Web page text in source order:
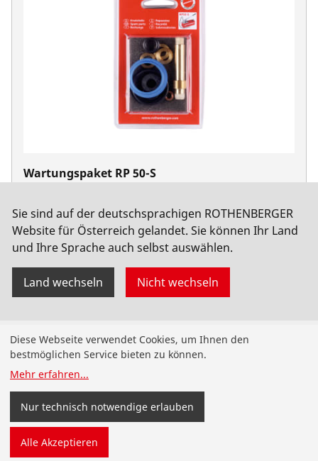
Wartungspaket RP 50-S
Sie sind auf der deutschsprachigen ROTHENBERGER
Website für Österreich gelandet. Sie können Ihr Land
und Ihre Sprache auch selbst auswählen.
Land wechseln Nicht wechseln
Produkte
Installation
Wartung
Kälte- und Klimatechnik
Diese Webseite verwendet Cookies, um Ihnen den
bestmöglichen Service bieten zu können.
Mehr erfahren...
Nur technisch notwendige erlauben
Alle Akzeptieren